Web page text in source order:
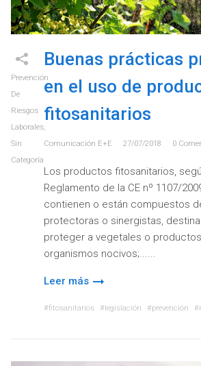
Prevención
De
Riesgos
Laborales,
Sin
Categoría
Buenas prácticas
en el uso de
fitosanitarios
Comunicación E+e 27/07/2018 0
Los productos fitosanitarios,
Reglamento de la CE nº 1107/
contienen o están compuestos
protectoras o sinergistas,
proteger a vegetales o
organismos nocivos;...
Leer más
fitosanitarios legislación prevención